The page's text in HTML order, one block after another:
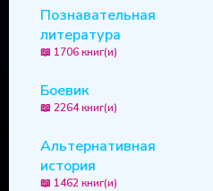
Познавательная
литература
📖 1706 книг(и)
Боевик
📖 2264 книг(и)
Альтернативная
история
📖 1462 книг(и)